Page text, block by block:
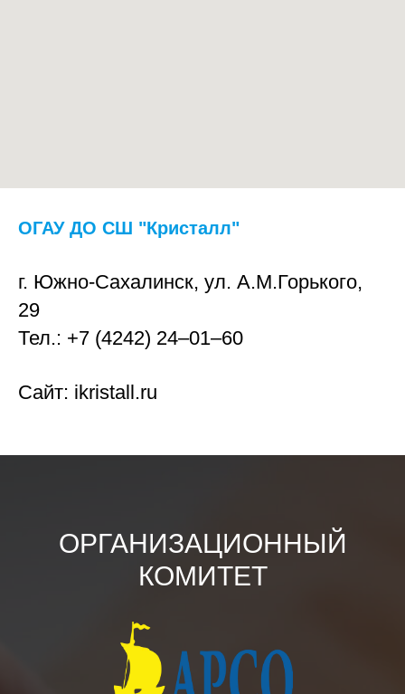
ОГАУ ДО СШ "Кристалл"
г. Южно-Сахалинск, ул. А.М.Горького,
29
Тел.: +7 (4242) 24‒01‒60
Сайт: ikristall.ru
ОРГАНИЗАЦИОННЫЙ
КОМИТЕТ